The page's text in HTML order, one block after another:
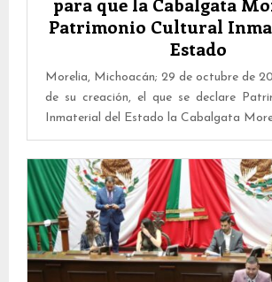
Patrimonio Cultural
Estado
Morelia, Michoacán; 29 de octubre de
de su creación, el que se declare
Inmaterial del Estado la Cabalgata